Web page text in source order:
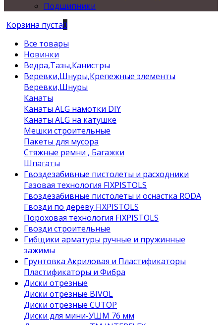
Подшипники
Корзина пуста0
Все товары
Новинки
Ведра,Тазы,Канистры
Веревки,Шнуры,Крепежные элементы
Веревки,Шнуры
Канаты
Канаты ALG намотки DIY
Канаты ALG на катушке
Мешки строительные
Пакеты для мусора
Стяжные ремни , Багажки
Шпагаты
Гвоздезабивные пистолеты и расходники
Газовая технология FIXPISTOLS
Гвоздезабивные пистолеты и оснастка RODA
Гвозди по дереву FIXPISTOLS
Пороховая технология FIXPISTOLS
Гвозди строительные
Гибщики арматуры ручные и пружинные
зажимы
Грунтовка Акриловая и Пластификаторы
Пластификаторы и Фибра
Диски отрезные
Диски отрезные BIVOL
Диски отрезные CUTOP
Диски для мини-УШМ 76 мм